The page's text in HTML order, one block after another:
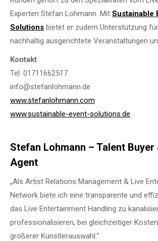
Experten Stefan Lohmann. Mit Sustainable
Solutions bietet er zudem Unterstützung
nachhaltig ausgerichtete Veranstaltungen
Kontakt:
Tel: 01711662517
info@stefanlohmann.de
www.stefanlohmann.com
www.sustainable-event-solutions.de
Stefan Lohmann – Talent
Agent
„Als Artist Relations Management & Live
Network biete ich eine transparente und
das Live Entertainment Handling zu
professionalisieren, bei gleichzeitiger
größerer Künstlerauswahl.“